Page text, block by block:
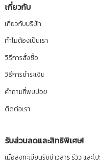
เกี่ยวกับ
เกี่ยวกับบริษัท
ทำไมต้องเป็นเรา
วิธีการสั่งซื้อ
วิธีการชำระเงิน
คำถามที่พบบ่อย
ติดต่อเรา
รับส่วนลดและสิทธิพิเศษ!
เมื่อลงทะเบียนรับข่าวสาร รีวิว และโ